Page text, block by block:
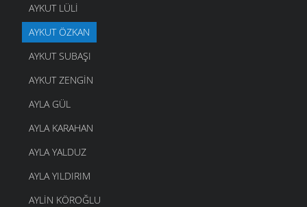
AYKUT LÜLI
AYKUT ÖZKAN
AYKUT SUBAŞI
AYKUT ZENGIN
AYLA GÜL
AYLA KARAHAN
AYLA YALDUZ
AYLA YILDIRIM
AYLIN KÖROĞLU